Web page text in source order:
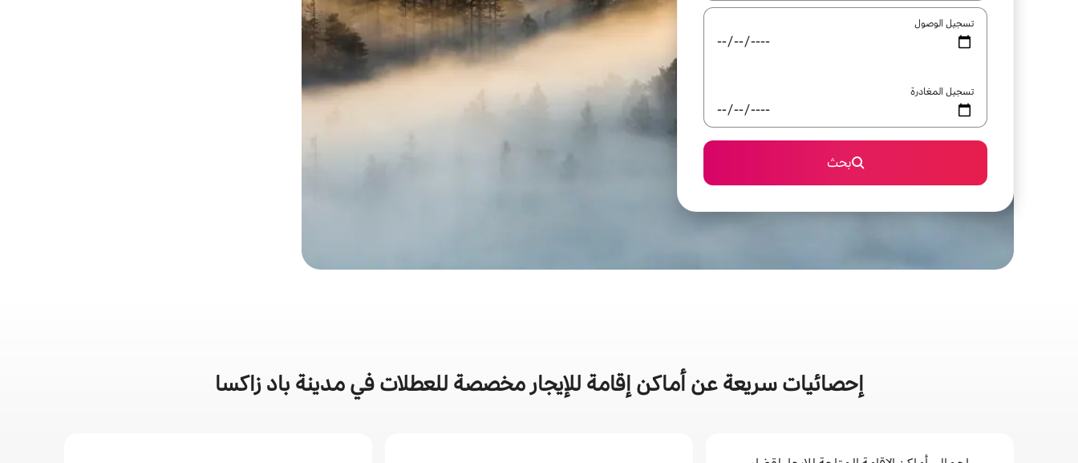
تسجيل الوصول
تسجيل المغادرة
بحث
إحصائيات سريعة عن أماكن إقامة للإيجار مخصصة للعطلات في مدينة باد زاكسا